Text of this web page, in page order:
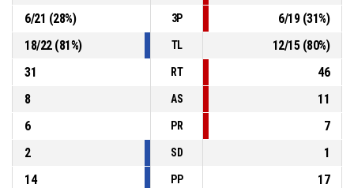
P4 00:20 , Fallo subito
6/21 (28%) 3P 6/19(31%)
18/22(81%) TL 12/15(80%)
31
RT
46
8
AS
11
6
PR
7
2
SD
1
14
PP
17